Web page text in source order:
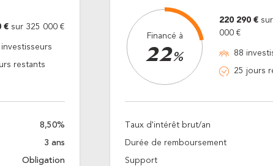
€ sur 325 000 €
restants
8,50%
3 ans
Obligation
Financé à
22%
220 290 €
000 €
88
25 jours
Taux d'intérêt brut/an
Durée de remboursement
Support